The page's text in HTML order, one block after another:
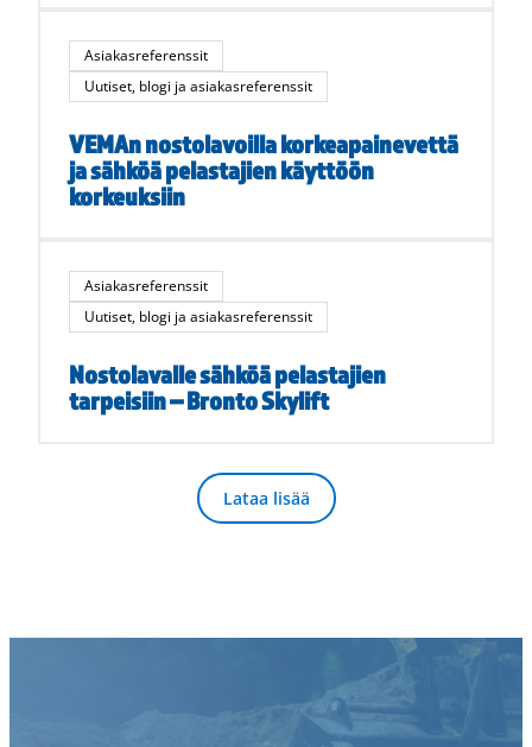
Asiakasreferenssit
Uutiset, blogi ja asiakasreferenssit
VEMAn nostolavoilla korkeapainevettä
ja sähköä pelastajien käyttöön
korkeuksiin
Asiakasreferenssit
Uutiset, blogi ja asiakasreferenssit
Nostolavalle sähköä pelastajien
tarpeisiin – Bronto Skylift
Lataa lisää